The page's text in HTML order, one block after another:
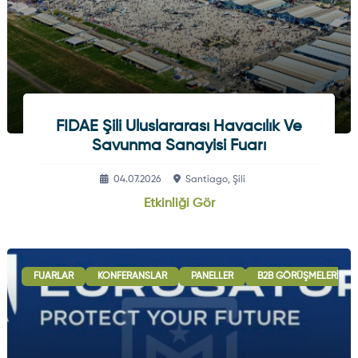
FIDAE Şili Uluslararası Havacılık Ve
Savunma Sanayisi Fuarı
04.07.2026 Santiago, Şili
Etkinliği Gör
FUARLAR KONFERANSLAR PANELLER B2B GÖRÜŞMELERI